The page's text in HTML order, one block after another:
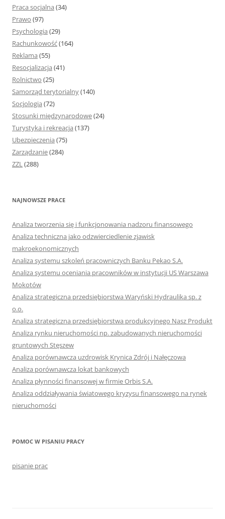
Praca socjalna (34)
Prawo (97)
Psychologia (29)
Rachunkowość(164)
Reklama (55)
Resocjalizacja (41)
Rolnictwo (25)
Samorząd terytorialny(140)
Socjologia (72)
Stosunki międzynarodowe(24)
Turystyka i rekreacja (137)
Ubezpieczenia (75)
Zarządzanie(284)
ZZL(288)
NAJNOWSZE PRACE
Analiza tworzenia się i funkcjonowania nadzoru finansowego
Analiza techniczna jako odzwierciedlenie zjawisk
makroekonomicznych
Analiza systemu szkoleń pracowniczych Banku Pekao S.A.
Analiza systemu oceniania pracowników w instytucji US Warszawa
Mokotów
Analiza strategiczna przedsiębiorstwa Waryński Hydraulika sp. z
o.o.
Analiza strategiczna przedsiębiorstwa produkcyjnego Nasz Produkt
Analiza rynku nieruchomości np. zabudowanych nieruchomości
gruntowych Stęszew
Analiza porównawcza uzdrowisk Krynica Zdrój i Nałęczowa
Analiza porównawcza lokat bankowych
Analiza płynności finansowej w firmie Orbis S.A.
Analiza oddziaływania światowego kryzysu finansowego na rynek
nieruchomości
POMOC W PISANIU PRACY
pisanie prac